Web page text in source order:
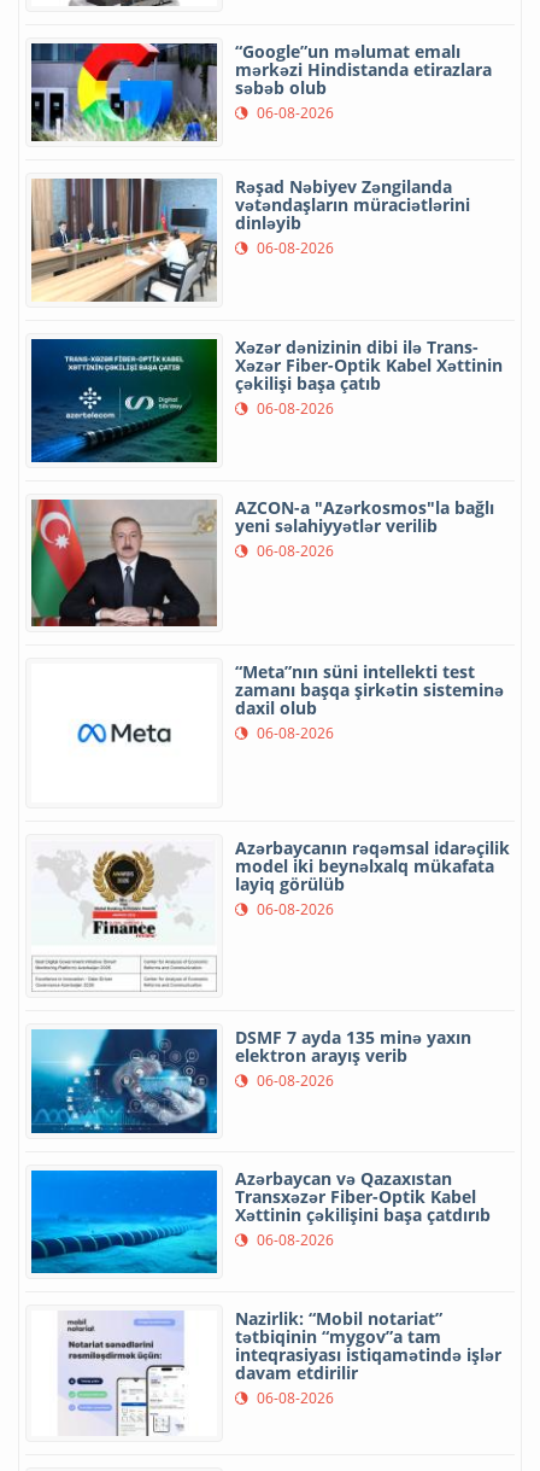
“Google”un məlumat emalı
mərkəzi Hindistanda etirazlara
səbəb olub
06-08-2026
Rəşad Nəbiyev Zəngilanda
vətəndaşların müraciətlərini
dinləyib
06-08-2026
Xəzər dənizinin dibi ilə Trans-
Xəzər Fiber-Optik Kabel Xəttinin
çəkilişi başa çatıb
06-08-2026
AZCON-a "Azərkosmos"la bağlı
yeni səlahiyyətlər verilib
06-08-2026
“Meta”nın süni intellekti test
zamanı başqa şirkətin sisteminə
daxil olub
06-08-2026
Azərbaycanın rəqəmsal idarəçilik
model iki beynəlxalq mükafata
layiq görülüb
06-08-2026
DSMF 7 ayda 135 minə yaxın
elektron arayış verib
06-08-2026
Azərbaycan və Qazaxıstan
Transxəzər Fiber-Optik Kabel
Xəttinin çəkilişini başa çatdırıb
06-08-2026
Nazirlik: “Mobil notariat”
tətbiqinin “mygov”a tam
inteqrasiyası istiqamətində işlər
davam etdirilir
06-08-2026